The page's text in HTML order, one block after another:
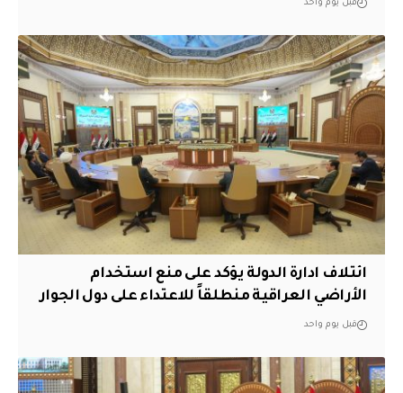
قبل يوم واحد
ائتلاف ادارة الدولة يؤكد على منع استخدام
الأراضي العراقية منطلقاً للاعتداء على دول الجوار
قبل يوم واحد